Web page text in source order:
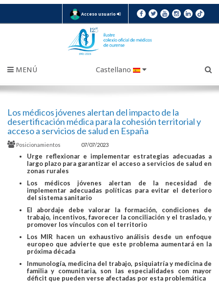
Acceso usuario
MENÚ Castellano
Los médicos jóvenes alertan del impacto de la
desertificación médica para la cohesión territorial y
acceso a servicios de salud en España
Posicionamientos 07/07/2023
Urge reflexionar e implementar estrategias adecuadas a
largo plazo para garantizar el acceso a servicios de salud en
zonas rurales
Los médicos jóvenes alertan de la necesidad de
implementar adecuadas políticas para evitar el deterioro
del sistema sanitario
El abordaje debe valorar la formación, condiciones de
trabajo, incentivos, favorecer la conciliación y el traslado, y
promover los vínculos con el territorio
Los MIR hacen un exhaustivo análisis desde un enfoque
europeo que advierte que este problema aumentará en la
próxima década
Inmunología, medicina del trabajo, psiquiatría y medicina de
familia y comunitaria, son las especialidades con mayor
déficit que pueden verse afectadas por esta problemática